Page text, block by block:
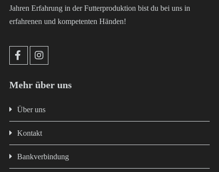
Jahren Erfahrung in der Futterproduktion bist du bei uns in
erfahrenen und kompetenten Händen!
Mehr über uns
Über uns
Kontakt
Bankverbindung